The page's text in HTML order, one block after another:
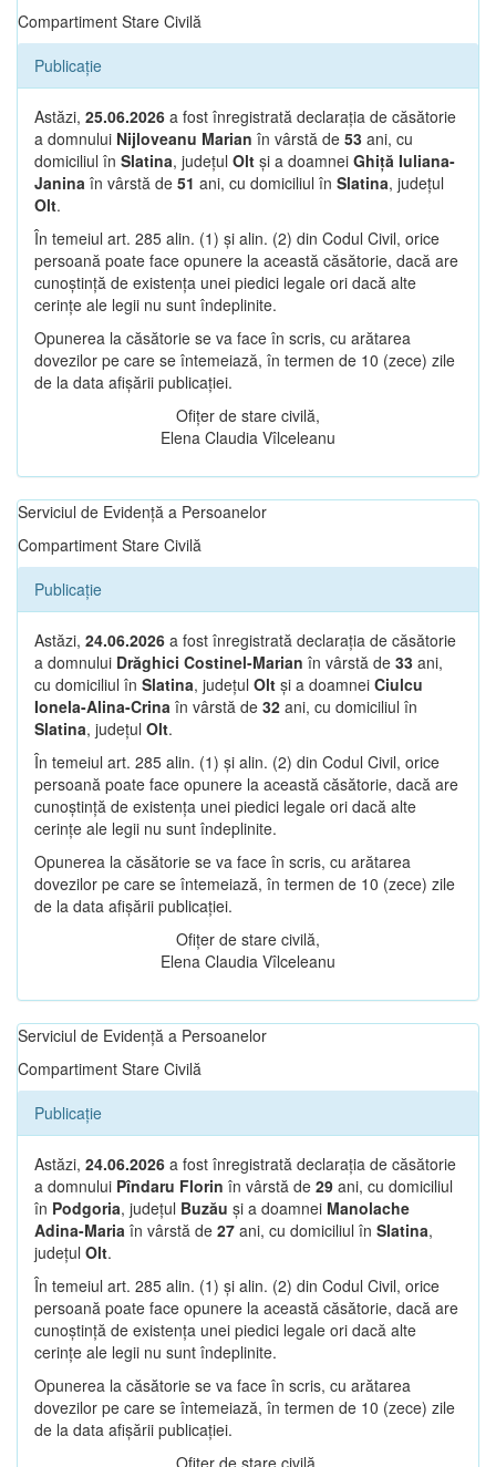
Compartiment Stare Civilă
Publicație
Astăzi, 25.06.2026 a fost înregistrată declarația de căsătorie
a domnului Nijloveanu Marian în vârstă de 53 ani, cu
domiciliul în Slatina, județul Olt și a doamnei Ghiță Iuliana-
Janina în vârstă de 51 ani, cu domiciliul în Slatina, județul
Olt.
În temeiul art. 285 alin. (1) și alin. (2) din Codul Civil, orice
persoană poate face opunere la această căsătorie, dacă are
cunoștință de existența unei piedici legale ori dacă alte
cerințe ale legii nu sunt îndeplinite.
Opunerea la căsătorie se va face în scris, cu arătarea
dovezilor pe care se întemeiază, în termen de 10 (zece) zile
de la data afișării publicației.
Ofițer de stare civilă,
Elena Claudia Vîlceleanu
Serviciul de Evidență a Persoanelor
Compartiment Stare Civilă
Publicație
Astăzi, 24.06.2026 a fost înregistrată declarația de căsătorie
a domnului Drăghici Costinel-Marian în vârstă de 33 ani,
cu domiciliul în Slatina, județul Olt și a doamnei Ciulcu
Ionela-Alina-Crina în vârstă de 32 ani, cu domiciliul în
Slatina, județul Olt.
În temeiul art. 285 alin. (1) și alin. (2) din Codul Civil, orice
persoană poate face opunere la această căsătorie, dacă are
cunoștință de existența unei piedici legale ori dacă alte
cerințe ale legii nu sunt îndeplinite.
Opunerea la căsătorie se va face în scris, cu arătarea
dovezilor pe care se întemeiază, în termen de 10 (zece) zile
de la data afișării publicației.
Ofițer de stare civilă,
Elena Claudia Vîlceleanu
Serviciul de Evidență a Persoanelor
Compartiment Stare Civilă
Publicație
Astăzi, 24.06.2026 a fost înregistrată declarația de căsătorie
a domnului Pîndaru Florin în vârstă de 29 ani, cu domiciliul
în Podgoria, județul Buzău și a doamnei Manolache
Adina-Maria în vârstă de 27 ani, cu domiciliul în Slatina,
județul Olt.
În temeiul art. 285 alin. (1) și alin. (2) din Codul Civil, orice
persoană poate face opunere la această căsătorie, dacă are
cunoștință de existența unei piedici legale ori dacă alte
cerințe ale legii nu sunt îndeplinite.
Opunerea la căsătorie se va face în scris, cu arătarea
dovezilor pe care se întemeiază, în termen de 10 (zece) zile
de la data afișării publicației.
Ofițer de stare civilă,